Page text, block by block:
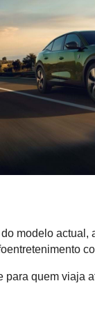
modelo
quem viaja